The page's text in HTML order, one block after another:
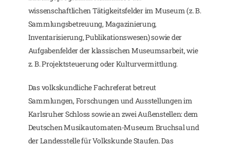
wissenschaftlichen Tätigkeitsfelder im Museum (z. B.
Sammlungsbetreuung, Magazinierung,
Inventarisierung, Publikationswesen) sowie der
Aufgabenfelder der klassischen Museumsarbeit, wie
z. B. Projektsteuerung oder Kulturvermittlung.
Das volkskundliche Fachreferat betreut
Sammlungen, Forschungen und Ausstellungen im
Karlsruher Schloss sowie an zwei Außenstellen: dem
Deutschen Musikautomaten-Museum Bruchsal und
der Landesstelle für Volkskunde Staufen. Das